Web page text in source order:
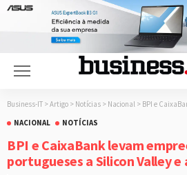
Business-IT > Artigo > Notícias > Nacional > BPI e CaixaBank levam
NACIONAL
NOTÍCIAS
BPI e CaixaBank levam
portugueses a Silicon Valley e